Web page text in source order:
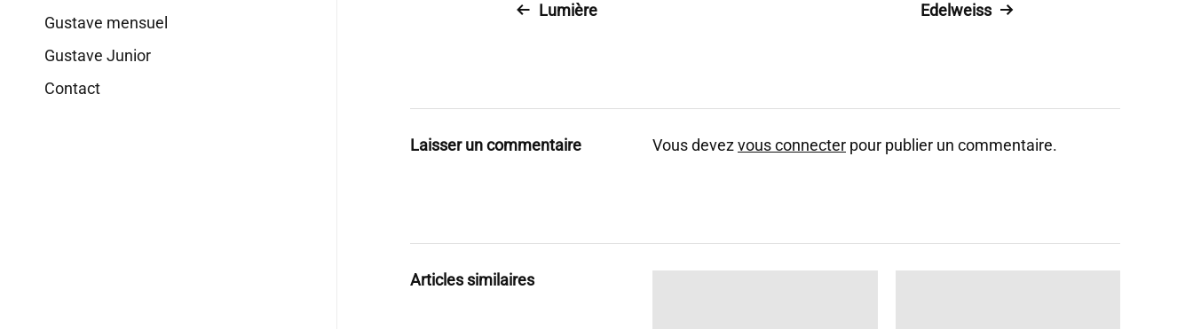
Gustave mensuel
Gustave Junior
Contact
Lumière Edelweiss
Laisser un commentaire Vous devezvous connecter pour publier un commentaire.
Articles similaires